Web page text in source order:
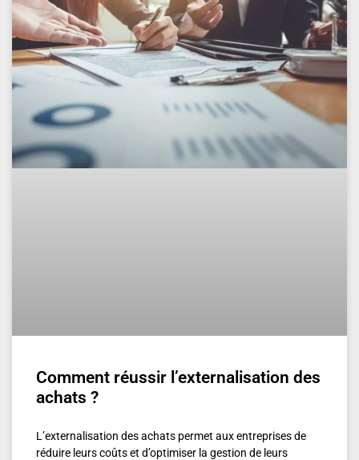
Comment réussir l’externalisation des
achats ?
L’externalisation des achats permet aux entreprises de
réduire leurs coûts et d’optimiser la gestion de leurs